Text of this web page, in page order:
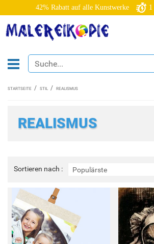
42% Rabatt auf alle Kunstwerke 1
STARTSEITE STIL REALISMUS
REALISMUS
Sortieren nach : Populärste
Sortieren
nach